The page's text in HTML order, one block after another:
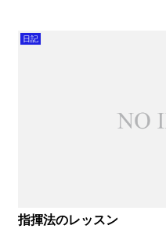
日記
指揮法のレッスン